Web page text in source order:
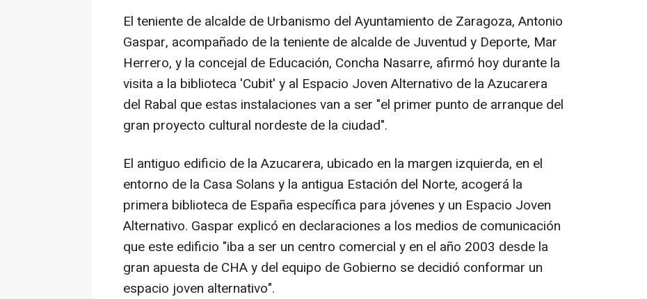
El teniente de alcalde de Urbanismo del Ayuntamiento de Zaragoza, Antonio
Gaspar, acompañado de la teniente de alcalde de Juventud y Deporte, Mar
Herrero, y la concejal de Educación, Concha Nasarre, afirmó hoy durante la
visita a la biblioteca 'Cubit' y al Espacio Joven Alternativo de la Azucarera
del Rabal que estas instalaciones van a ser "el primer punto de arranque del
gran proyecto cultural nordeste de la ciudad".
El antiguo edificio de la Azucarera, ubicado en la margen izquierda, en el
entorno de la Casa Solans y la antigua Estación del Norte, acogerá la
primera biblioteca de España específica para jóvenes y un Espacio Joven
Alternativo. Gaspar explicó en declaraciones a los medios de comunicación
que este edificio "iba a ser un centro comercial y en el año 2003 desde la
gran apuesta de CHA y del equipo de Gobierno se decidió conformar un
espacio joven alternativo".